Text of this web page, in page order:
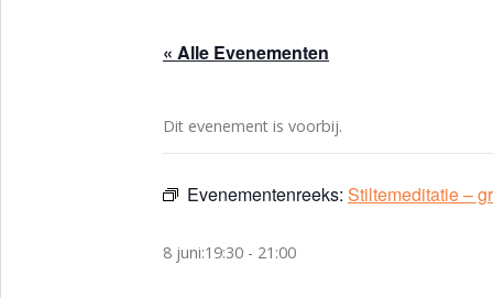
« Alle Evenementen
Dit evenement is voorbij.
Evenementenreeks: Stiltemeditatie –
8 juni:19:30 - 21:00